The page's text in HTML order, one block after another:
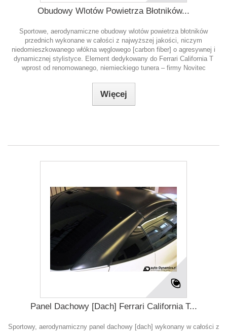
Obudowy Wlotów Powietrza Błotników...
Sportowe, aerodynamiczne obudowy wlotów powietrza błotników
przednich wykonane w całości z najwyższej jakości, niczym
niedomieszkowanego włókna węglowego [carbon fiber] o agresywnej i
dynamicznej stylistyce. Element dedykowany do Ferrari California T
wprost od renomowanego, niemieckiego tunera – firmy Novitec
Więcej
Panel Dachowy [Dach] Ferrari California T...
Sportowy, aerodynamiczny panel dachowy [dach] wykonany w całości z